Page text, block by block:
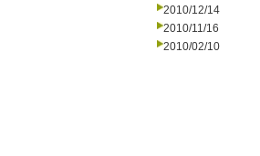
2010/12/14
2010/11/16
2010/02/10